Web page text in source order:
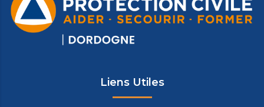
Liens Utiles